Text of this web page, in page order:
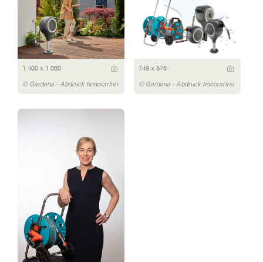
1 400 x 1 080
© Gardena - Abdruck honorarfrei
749 x 576
© Gardena - Abdruck honorarfrei